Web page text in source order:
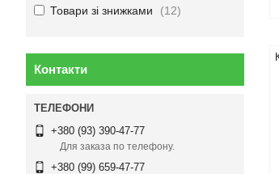
Товари зі знижками
12
Контакти
+380 (93) 390-47-77
Для заказа по телефону.
+380 (99) 659-47-77